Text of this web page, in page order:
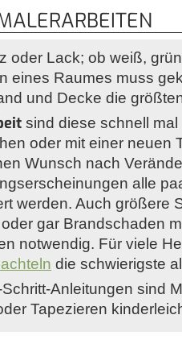
oder Lack; ob weiß,
eines Raumes muss
und Decke die
sind diese schnell
oder mit einer neuen
Wunsch nach
alle
werden. Auch größere
gar Brandschaden
notwendig. Für viele
die schwierigste
Anleitungen sind
Tapezieren